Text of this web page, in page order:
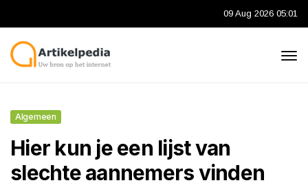
09 Aug 2026 05:01
Algemeen
Hier kun je een lijst van
slechte aannemers vinden